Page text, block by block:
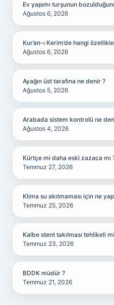
Ev yapımı turşunun
Ağustos 6, 2026
Kur’an-ı Kerim’de hangi
Ağustos 6, 2026
Ayağın üst tarafına ne denir ?
Ağustos 5, 2026
Arabada sistem kontrolü ne
Ağustos 4, 2026
Kürtçe mi daha eski zazaca mı
Temmuz 27, 2026
Klima su akıtmaması için ne
Temmuz 25, 2026
Kalbe stent takılması tehlikeli
Temmuz 23, 2026
BDDK müdür ?
Temmuz 21, 2026